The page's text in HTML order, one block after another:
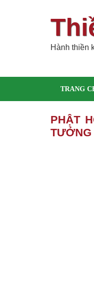
Hành thiền
TRANG
PHẬT
TƯỞNG